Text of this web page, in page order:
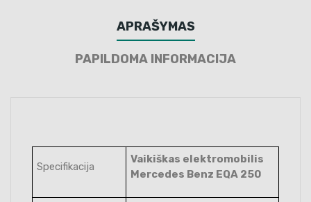
APRAŠYMAS
PAPILDOMA INFORMACIJA
Specifikacija
Vaikiškas elektromobilis
Mercedes Benz EQA 250